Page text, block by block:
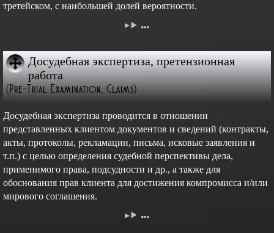
третейском, с наибольшей долей вероятности.
Досудебная экспертиза, претензионная
работа
(Pre-Trial Examination, Claims)
Досудебная экспертиза проводится в отношении
представленных клиентом документов и сведений (контракты,
акты, протоколы, рекламации, письма, исковые заявления и
т.п.) с целью определения судебной перспективы дела,
применимого права, подсудности и др., а также для
обоснования прав клиента для достижения компромисса и/или
мирового соглашения.